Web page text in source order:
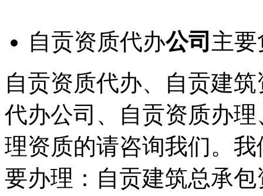
自贡资质代办公司 主
自贡资质代办、自贡建
代办公司、自贡资质办
理资质的请咨询我们。
要办理：自贡建筑总承